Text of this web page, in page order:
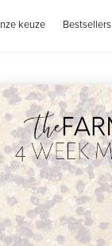
keuze Bestsellers